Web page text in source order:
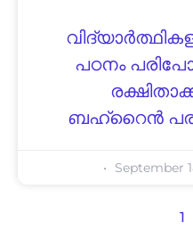
പഠനം
ബഹ്റൈന്‍
September
1